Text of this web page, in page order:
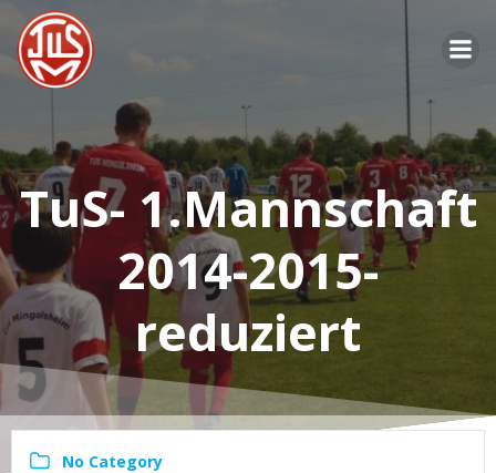
TuS- 1.Mannschaft
2014-2015-
reduziert
No Category